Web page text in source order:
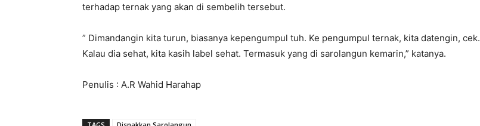
terhadap ternak yang akan di sembelih tersebut.
” Dimandangin kita turun, biasanya kepengumpul tuh. Ke pengumpul ternak, kita datengin, cek.
Kalau dia sehat, kita kasih label sehat. Termasuk yang di sarolangun kemarin,” katanya.
Penulis : A.R Wahid Harahap